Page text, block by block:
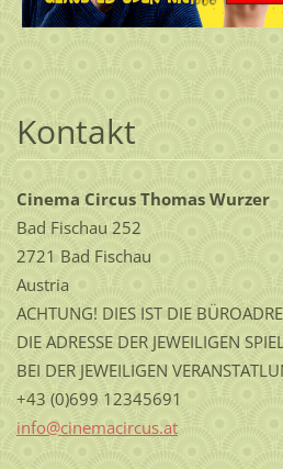
Kontakt
Cinema Circus Thomas Wurzer
Bad Fischau 252
2721 Bad Fischau
Austria
ACHTUNG! DIES IST DIE
DIE ADRESSE DER JEWEILIGEN
BEI DER JEWEILIGEN
+43 (0)699 12345691
info@cinemacircus.at